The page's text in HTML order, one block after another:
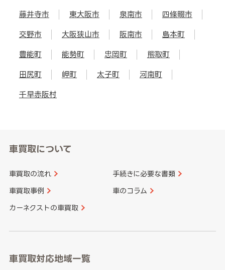
藤井寺市 東大阪市 泉南市 四條畷市
交野市 大阪狭山市 阪南市 島本町
豊能町 能勢町 忠岡町 熊取町
田尻町 岬町 太子町 河南町
千早赤阪村
車買取について
車買取の流れ 手続きに必要な書類
車買取事例 車のコラム
カーネクストの車買取
車買取対応地域一覧